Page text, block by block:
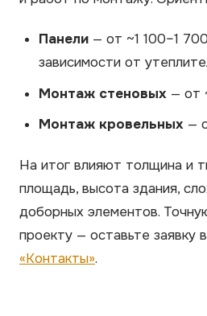
Панели— от ~1 100–1
зависимости от
Монтаж стеновых— от
Монтаж кровельных—
На итог влияют толщина и
площадь, высота здания,
доборных элементов.
проекту — оставьте заявку
«Контакты».